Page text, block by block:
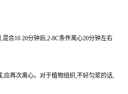
合10 20分钟后,2-8C条件离心20分钟左右
应再次离心。对于植物组织,不好匀浆的话,